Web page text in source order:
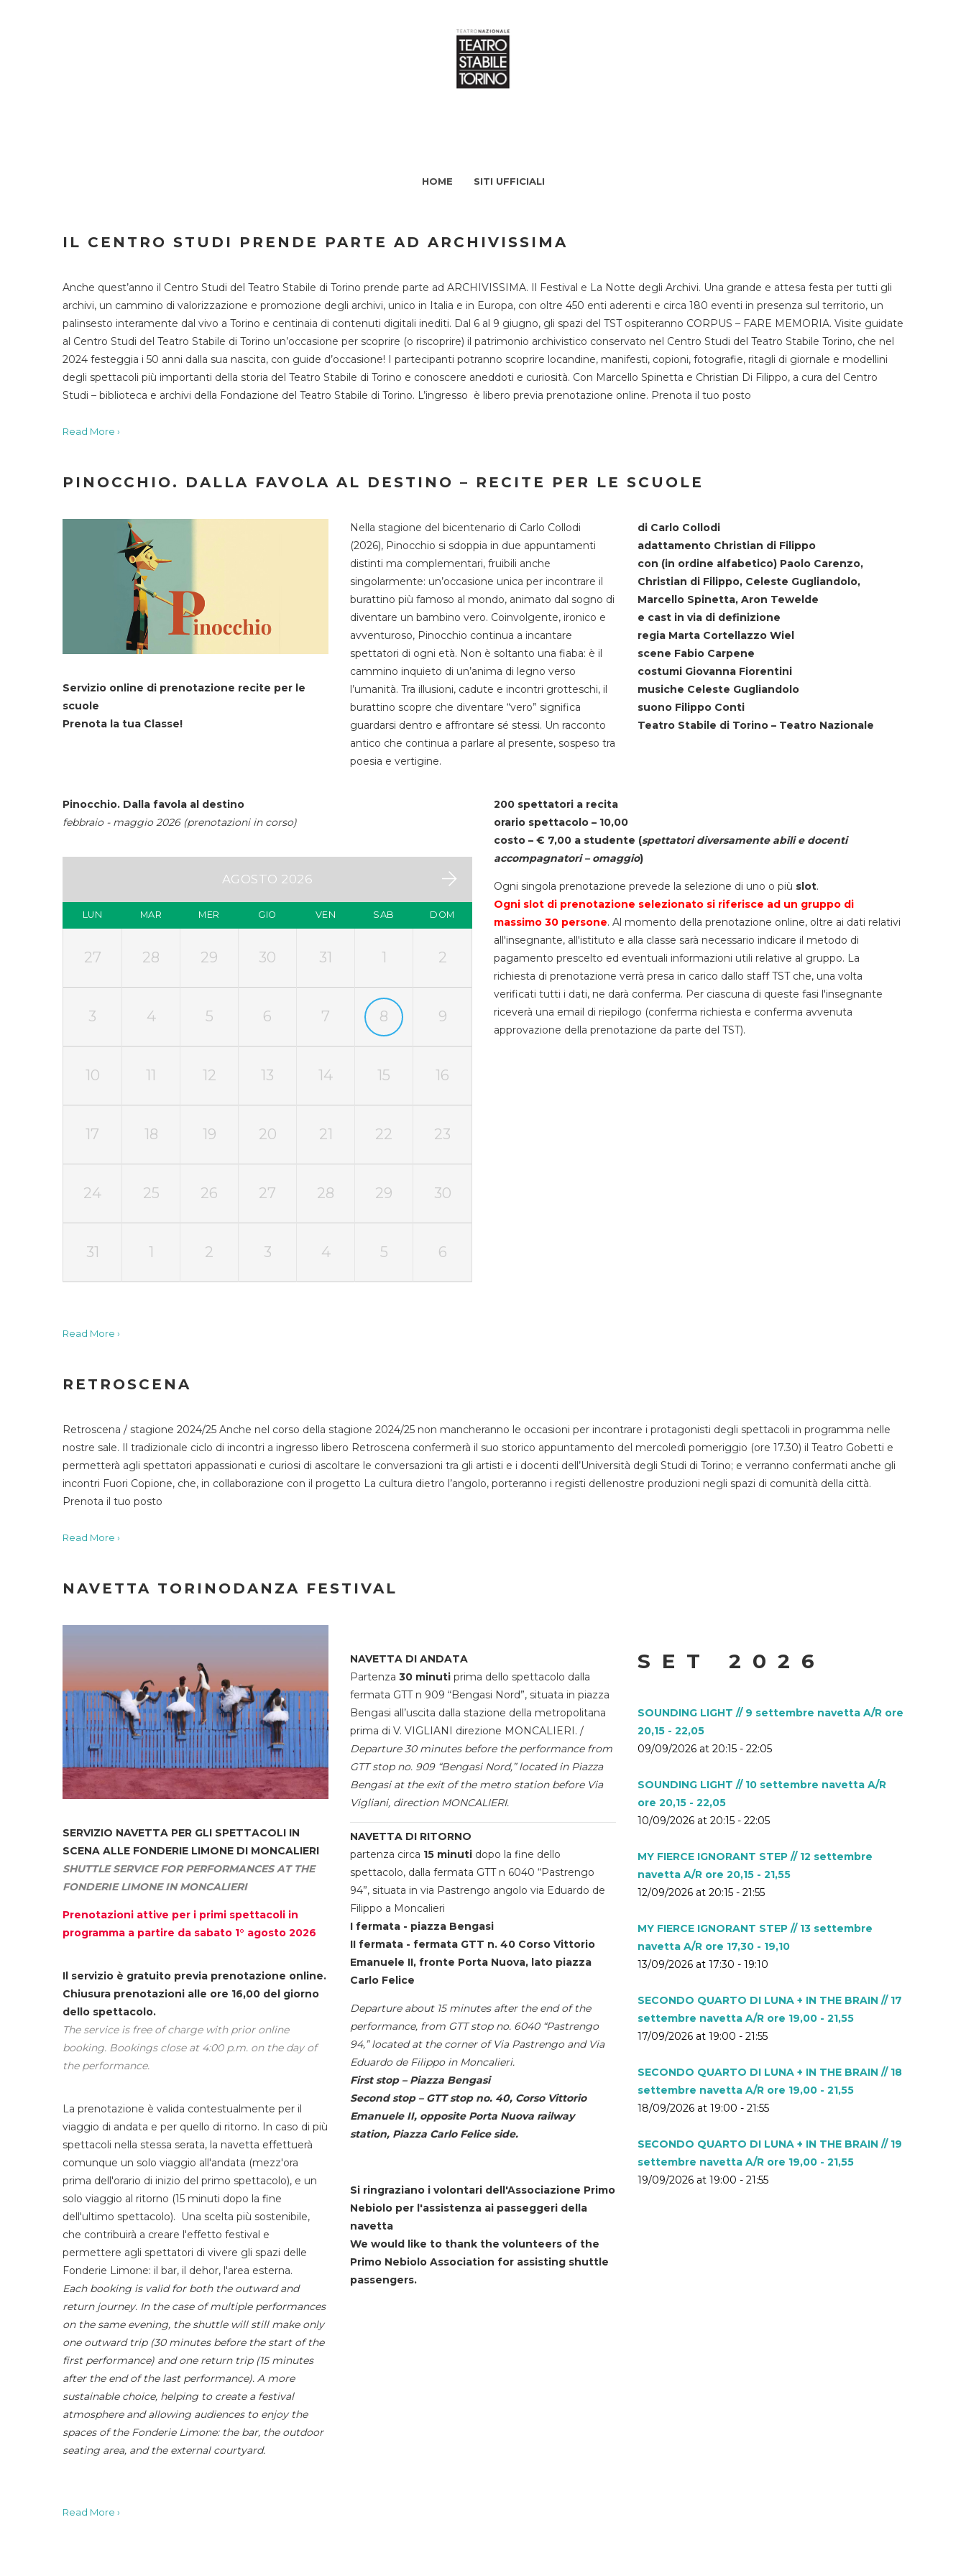
HOME SITI UFFICIALI
IL CENTRO STUDI PRENDE PARTE AD ARCHIVISSIMA
Anche quest’anno il Centro Studi del Teatro Stabile di Torino prende parte ad ARCHIVISSIMA. Il Festival e La Notte degli Archivi. Una grande e attesa festa per tutti gli
archivi, un cammino di valorizzazione e promozione degli archivi, unico in Italia e in Europa, con oltre 450 enti aderenti e circa 180 eventi in presenza sul territorio, un
palinsesto interamente dal vivo a Torino e centinaia di contenuti digitali inediti. Dal 6 al 9 giugno, gli spazi del TST ospiteranno CORPUS – FARE MEMORIA. Visite guidate
al Centro Studi del Teatro Stabile di Torino un’occasione per scoprire (o riscoprire) il patrimonio archivistico conservato nel Centro Studi del Teatro Stabile Torino, che nel
2024 festeggia i 50 anni dalla sua nascita, con guide d’occasione! I partecipanti potranno scoprire locandine, manifesti, copioni, fotografie, ritagli di giornale e modellini
degli spettacoli più importanti della storia del Teatro Stabile di Torino e conoscere aneddoti e curiosità. Con Marcello Spinetta e Christian Di Filippo, a cura del Centro
Studi – biblioteca e archivi della Fondazione del Teatro Stabile di Torino. L’ingresso è libero previa prenotazione online. Prenota il tuo posto
Read More ›
PINOCCHIO. DALLA FAVOLA AL DESTINO – RECITE PER LE SCUOLE
Servizio online di prenotazione recite per le
scuole
Prenota la tua Classe!
Nella stagione del bicentenario di Carlo Collodi
(2026), Pinocchio si sdoppia in due appuntamenti
distinti ma complementari, fruibili anche
singolarmente: un’occasione unica per incontrare il
burattino più famoso al mondo, animato dal sogno di
diventare un bambino vero. Coinvolgente, ironico e
avventuroso, Pinocchio continua a incantare
spettatori di ogni età. Non è soltanto una fiaba: è il
cammino inquieto di un’anima di legno verso
l’umanità. Tra illusioni, cadute e incontri grotteschi, il
burattino scopre che diventare “vero” significa
guardarsi dentro e affrontare sé stessi. Un racconto
antico che continua a parlare al presente, sospeso tra
poesia e vertigine.
di Carlo Collodi
adattamento Christian di Filippo
con (in ordine alfabetico) Paolo Carenzo,
Christian di Filippo, Celeste Gugliandolo,
Marcello Spinetta, Aron Tewelde
e cast in via di definizione
regia Marta Cortellazzo Wiel
scene Fabio Carpene
costumi Giovanna Fiorentini
musiche Celeste Gugliandolo
suono Filippo Conti
Teatro Stabile di Torino – Teatro Nazionale
Pinocchio. Dalla favola al destino
febbraio - maggio 2026 (prenotazioni in corso)
AGOSTO 2026
LUN MAR MER GIO VEN SAB DOM
27 28 29 30 31 1 2
3 4 5 6 7 8 9
10 11 12 13 14 15 16
17 18 19 20 21 22 23
24 25 26 27 28 29 30
31 1 2 3 4 5 6
200 spettatori a recita
orario spettacolo – 10,00
costo – € 7,00 a studente (spettatori diversamente abili e docenti
accompagnatori – omaggio)
Ogni singola prenotazione prevede la selezione di uno o più slot.
Ogni slot di prenotazione selezionato si riferisce ad un gruppo di
massimo 30 persone. Al momento della prenotazione online, oltre ai dati relativi
all'insegnante, all'istituto e alla classe sarà necessario indicare il metodo di
pagamento prescelto ed eventuali informazioni utili relative al gruppo. La
richiesta di prenotazione verrà presa in carico dallo staff TST che, una volta
verificati tutti i dati, ne darà conferma. Per ciascuna di queste fasi l'insegnante
riceverà una email di riepilogo (conferma richiesta e conferma avvenuta
approvazione della prenotazione da parte del TST).
Read More ›
RETROSCENA
Retroscena / stagione 2024/25 Anche nel corso della stagione 2024/25 non mancheranno le occasioni per incontrare i protagonisti degli spettacoli in programma nelle
nostre sale. Il tradizionale ciclo di incontri a ingresso libero Retroscena confermerà il suo storico appuntamento del mercoledì pomeriggio (ore 17.30) il Teatro Gobetti e
permetterà agli spettatori appassionati e curiosi di ascoltare le conversazioni tra gli artisti e i docenti dell’Università degli Studi di Torino; e verranno confermati anche gli
incontri Fuori Copione, che, in collaborazione con il progetto La cultura dietro l’angolo, porteranno i registi dellenostre produzioni negli spazi di comunità della città.
Prenota il tuo posto
Read More ›
NAVETTA TORINODANZA FESTIVAL
SERVIZIO NAVETTA PER GLI SPETTACOLI IN
SCENA ALLE FONDERIE LIMONE DI MONCALIERI
SHUTTLE SERVICE FOR PERFORMANCES AT THE
FONDERIE LIMONE IN MONCALIERI
Prenotazioni attive per i primi spettacoli in
programma a partire da sabato 1° agosto 2026
Il servizio è gratuito previa prenotazione online.
Chiusura prenotazioni alle ore 16,00 del giorno
dello spettacolo.
The service is free of charge with prior online
booking. Bookings close at 4:00 p.m. on the day of
the performance.
La prenotazione è valida contestualmente per il
viaggio di andata e per quello di ritorno. In caso di più
spettacoli nella stessa serata, la navetta effettuerà
comunque un solo viaggio all'andata (mezz'ora
prima dell'orario di inizio del primo spettacolo), e un
solo viaggio al ritorno (15 minuti dopo la fine
dell'ultimo spettacolo). Una scelta più sostenibile,
che contribuirà a creare l'effetto festival e
permettere agli spettatori di vivere gli spazi delle
Fonderie Limone: il bar, il dehor, l'area esterna.
Each booking is valid for both the outward and
return journey. In the case of multiple performances
on the same evening, the shuttle will still make only
one outward trip (30 minutes before the start of the
first performance) and one return trip (15 minutes
after the end of the last performance). A more
sustainable choice, helping to create a festival
atmosphere and allowing audiences to enjoy the
spaces of the Fonderie Limone: the bar, the outdoor
seating area, and the external courtyard.
NAVETTA DI ANDATA
Partenza 30 minuti prima dello spettacolo dalla
fermata GTT n 909 “Bengasi Nord”, situata in piazza
Bengasi all’uscita dalla stazione della metropolitana
prima di V. VIGLIANI direzione MONCALIERI. /
Departure 30 minutes before the performance from
GTT stop no. 909 “Bengasi Nord,” located in Piazza
Bengasi at the exit of the metro station before Via
Vigliani, direction MONCALIERI.
NAVETTA DI RITORNO
partenza circa 15 minuti dopo la fine dello
spettacolo, dalla fermata GTT n 6040 “Pastrengo
94”, situata in via Pastrengo angolo via Eduardo de
Filippo a Moncalieri
I fermata - piazza Bengasi
II fermata - fermata GTT n. 40 Corso Vittorio
Emanuele II, fronte Porta Nuova, lato piazza
Carlo Felice
Departure about 15 minutes after the end of the
performance, from GTT stop no. 6040 “Pastrengo
94,” located at the corner of Via Pastrengo and Via
Eduardo de Filippo in Moncalieri.
First stop – Piazza Bengasi
Second stop – GTT stop no. 40, Corso Vittorio
Emanuele II, opposite Porta Nuova railway
station, Piazza Carlo Felice side.
Si ringraziano i volontari dell'Associazione Primo
Nebiolo per l'assistenza ai passeggeri della
navetta
We would like to thank the volunteers of the
Primo Nebiolo Association for assisting shuttle
passengers.
SET 2026
SOUNDING LIGHT // 9 settembre navetta A/R ore
20,15 - 22,05
09/09/2026 at 20:15 - 22:05
SOUNDING LIGHT // 10 settembre navetta A/R
ore 20,15 - 22,05
10/09/2026 at 20:15 - 22:05
MY FIERCE IGNORANT STEP // 12 settembre
navetta A/R ore 20,15 - 21,55
12/09/2026 at 20:15 - 21:55
MY FIERCE IGNORANT STEP // 13 settembre
navetta A/R ore 17,30 - 19,10
13/09/2026 at 17:30 - 19:10
SECONDO QUARTO DI LUNA + IN THE BRAIN // 17
settembre navetta A/R ore 19,00 - 21,55
17/09/2026 at 19:00 - 21:55
SECONDO QUARTO DI LUNA + IN THE BRAIN // 18
settembre navetta A/R ore 19,00 - 21,55
18/09/2026 at 19:00 - 21:55
SECONDO QUARTO DI LUNA + IN THE BRAIN // 19
settembre navetta A/R ore 19,00 - 21,55
19/09/2026 at 19:00 - 21:55
Read More ›